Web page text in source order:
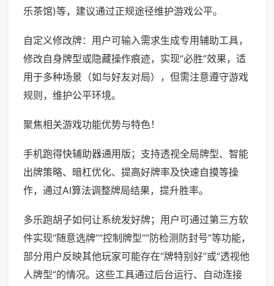
乐茶馆)等，建议通过正规途径维护游戏公平。
自定义修改牌：用户可输入需求生成专用辅助工具，
修改自身牌型或隐藏操作痕迹，实现“必胜”效果，适
用于多种场景（如与好友对局），但需注意遵守游戏
规则，维护公平环境。
聚焦相关游戏功能优势与特色！
手机跑得快辅助器通用版；支持透视全局牌型、智能
出牌策略、暗杠优化、提高好牌率及快速自摸等操
作，通过AI算法调整牌局结果，提升胜率。
多乐跑胡子如何让系统发好牌；用户可通过第三方软
件实现“随意选牌”“控制牌型”“防检测防封号”等功能，
部分用户反映其他玩家可能存在“牌特别好”或“透视他
人牌型”的情况。这些工具通过后台运行、自动连接